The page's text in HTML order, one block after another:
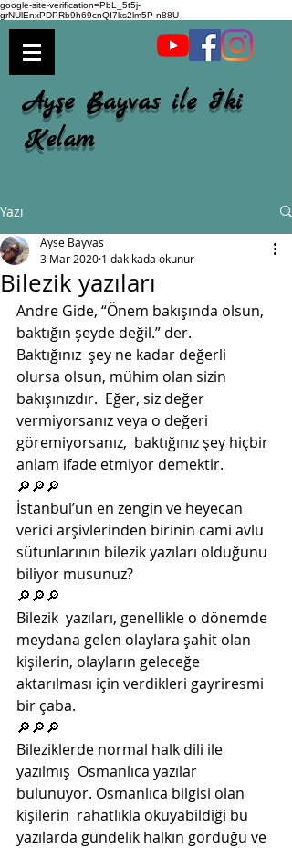
google-site-verification=PbL_5t5j-
grNUlEnxPDPRb9h69cnQI7ks2lm5P-n88U
Ayşe Bayvas ile İki
Kelam
Yazı
Bilezik yazıları
Ayse Bayvas
3 Mar 2020 1 dakikada okunur
Andre Gide, “Önem bakışında olsun,
baktığın şeyde değil.” der.
Baktığınız  şey ne kadar değerli
olursa olsun, mühim olan sizin
bakışınızdır.  Eğer, siz değer
vermiyorsanız veya o değeri
göremiyorsanız,  baktığınız şey hiçbir
anlam ifade etmiyor demektir.
🔎🔎🔎
İstanbul’un en zengin ve heyecan
verici arşivlerinden birinin cami avlu
sütunlarının bilezik yazıları olduğunu
biliyor musunuz?
🔎🔎🔎
Bilezik  yazıları, genellikle o dönemde
meydana gelen olaylara şahit olan
kişilerin, olayların geleceğe
aktarılması için verdikleri gayriresmi
bir çaba.
🔎🔎🔎
Bileziklerde normal halk dili ile
yazılmış  Osmanlıca yazılar
bulunuyor. Osmanlıca bilgisi olan
kişilerin  rahatlıkla okuyabildiği bu
yazılarda gündelik halkın gördüğü ve